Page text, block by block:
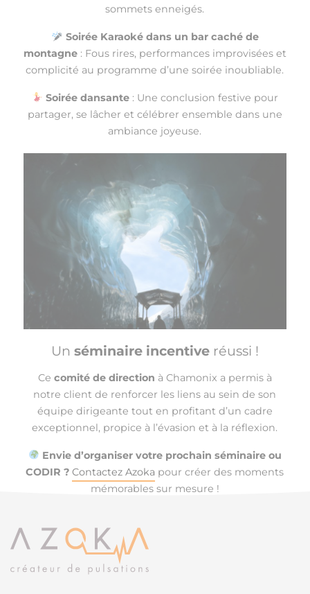
sommets enneigés.
Soirée Karaoké dans un bar caché de
montagne: Fous rires, performances improvisées et
complicité au programme d’une soirée inoubliable.
Soirée dansante : Une conclusion festive pour
partager, se lâcher et célébrer ensemble dans une
ambiance joyeuse.
Un séminaire incentiveréussi !
Ce comité de direction à Chamonix a permis à
notre client de renforcer les liens au sein de son
équipe dirigeante tout en profitant d’un cadre
exceptionnel, propice à l’évasion et à la réflexion.
Envie d’organiser votre prochain séminaire ou
CODIR ? Contactez Azoka pour créer des moments
mémorables sur mesure !